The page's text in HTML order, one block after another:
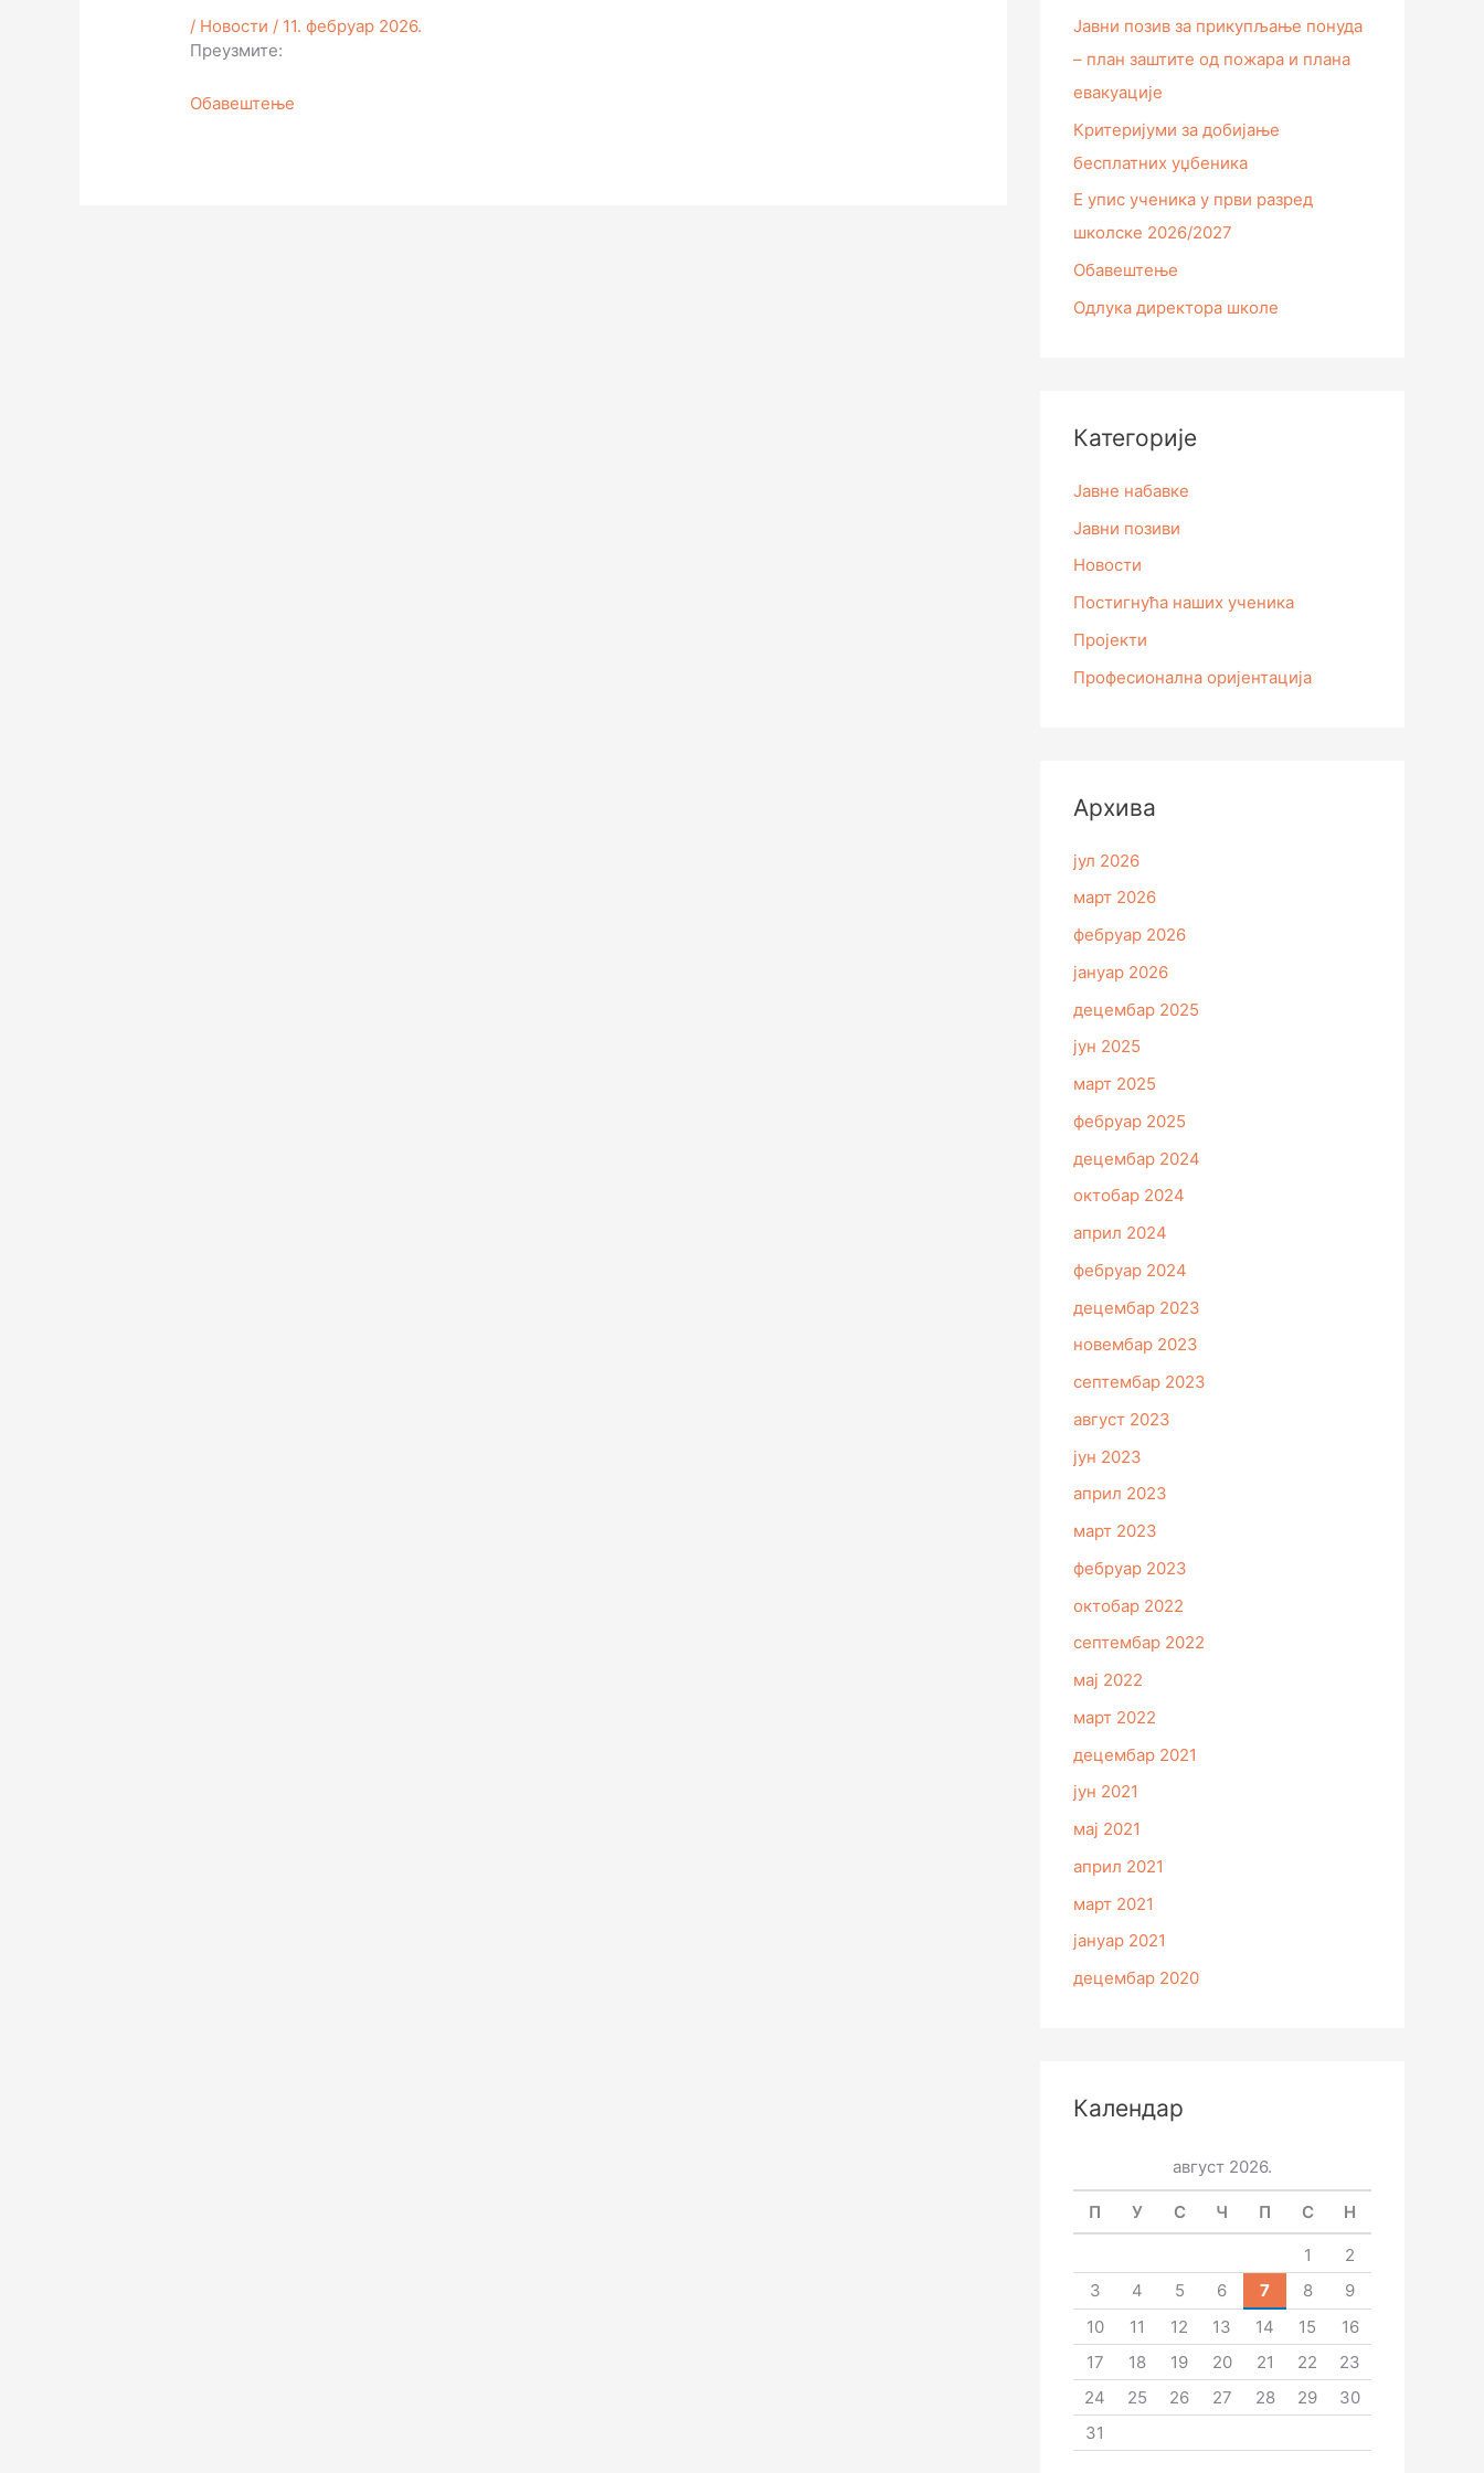
/ Новости / 11. фебруар 2026.
Преузмите:
Обавештење
Јавни позив за прикупљање понуда
– план заштите од пожара и плана
евакуације
Критеријуми за добијање
бесплатних уџбеника
Е упис ученика у први разред
школске 2026/2027
Обавештење
Одлука директора школе
Категорије
Јавне набавке
Јавни позиви
Новости
Постигнућа наших ученика
Пројекти
Професионална оријентација
Архивa
јул 2026
март 2026
фебруар 2026
јануар 2026
децембар 2025
јун 2025
март 2025
фебруар 2025
децембар 2024
октобар 2024
април 2024
фебруар 2024
децембар 2023
новембар 2023
септембар 2023
август 2023
јун 2023
април 2023
март 2023
фебруар 2023
октобар 2022
септембар 2022
мај 2022
март 2022
децембар 2021
јун 2021
мај 2021
април 2021
март 2021
јануар 2021
децембар 2020
Календар
август 2026.
П У С Ч П С Н
1
2
3
4 5 6 7 8
9
10
11 12 13 14 15
16
17
18 19 20 21 22
23
24
25 26 27 28 29
30
31